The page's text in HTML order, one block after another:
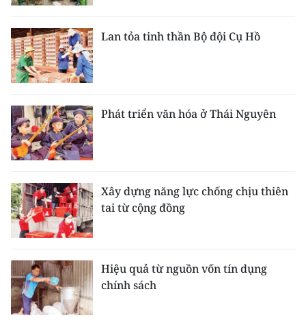
Lan tỏa tinh thần Bộ đội Cụ Hồ
Phát triển văn hóa ở Thái Nguyên
Xây dựng năng lực chống chịu thiên
tai từ cộng đồng
Hiệu quả từ nguồn vốn tín dụng
chính sách